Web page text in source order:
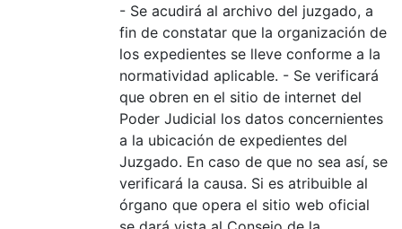
- Se acudirá al archivo del juzgado, a
fin de constatar que la organización de
los expedientes se lleve conforme a la
normatividad aplicable. - Se verificará
que obren en el sitio de internet del
Poder Judicial los datos concernientes
a la ubicación de expedientes del
Juzgado. En caso de que no sea así, se
verificará la causa. Si es atribuible al
órgano que opera el sitio web oficial